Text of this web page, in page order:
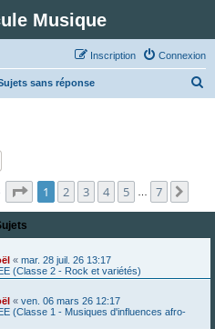
Musique
Connexion
Inscription
sans réponse
c
r
Page sur7
1 2 3 4 5 7
« mar. 28 juil. 26 13:17
(Classe 2 - Rock et variétés)
« ven. 06 mars 26 12:17
(Classe 1 - Musiques d'influences afro-